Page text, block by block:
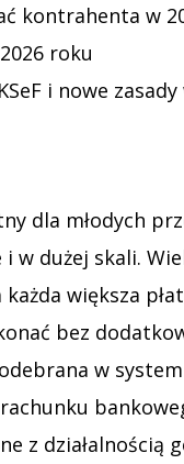
kontrahenta w
roku
i nowe
dla młodych
w dużej skali.
większa
bez
w
z działalnością